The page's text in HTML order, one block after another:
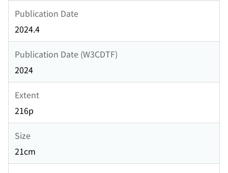
Publication Date
2024.4
Publication Date (W3CDTF)
2024
Extent
216p
Size
21cm